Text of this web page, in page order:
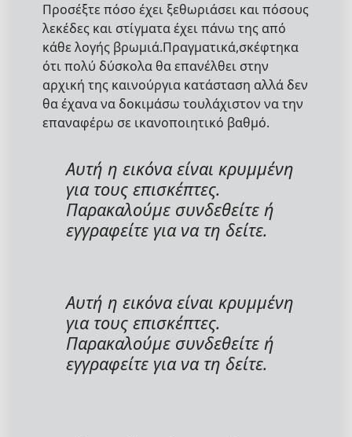
Προσέξτε πόσο έχει ξεθωριάσει και πόσους
λεκέδες και στίγματα έχει πάνω της από
κάθε λογής βρωμιά.Πραγματικά,σκέφτηκα
ότι πολύ δύσκολα θα επανέλθει στην
αρχική της καινούργια κατάσταση αλλά δεν
θα έχανα να δοκιμάσω τουλάχιστον να την
επαναφέρω σε ικανοποιητικό βαθμό.
Αυτή η εικόνα είναι κρυμμένη
για τους επισκέπτες.
Παρακαλούμε συνδεθείτε ή
εγγραφείτε για να τη δείτε.
Αυτή η εικόνα είναι κρυμμένη
για τους επισκέπτες.
Παρακαλούμε συνδεθείτε ή
εγγραφείτε για να τη δείτε.